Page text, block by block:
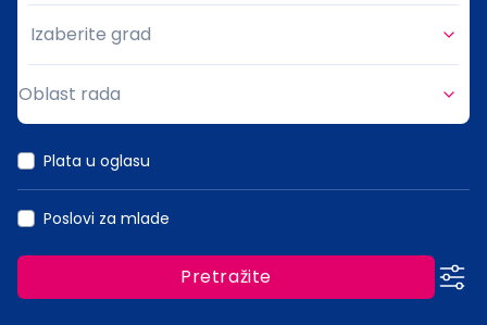
Grad
Izaberite grad
Oblast rada
Plata u oglasu
Poslovi za mlade
Pretražite